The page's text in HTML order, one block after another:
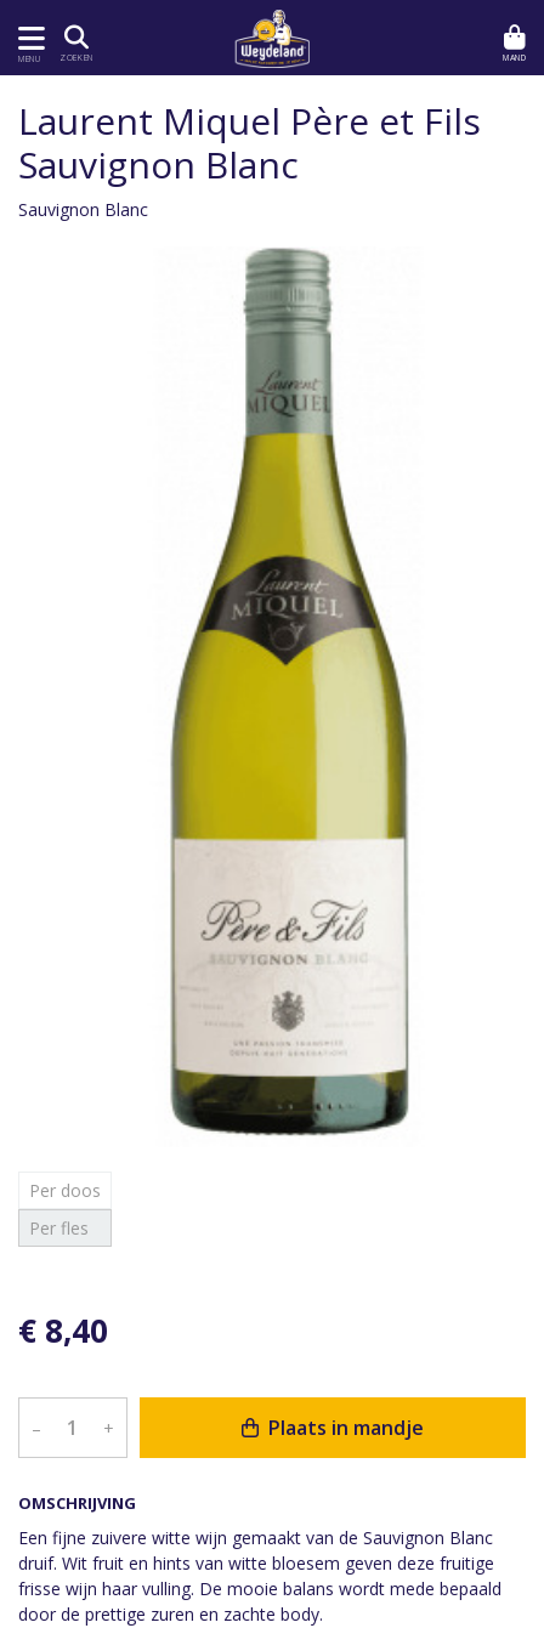
MENU ZOEKEN MAND
OMSCHRIJVING
Een fijne zuivere witte wijn gemaakt van de Sauvignon Blanc
druif. Wit fruit en hints van witte bloesem geven deze fruitige
frisse wijn haar vulling. De mooie balans wordt mede bepaald
door de prettige zuren en zachte body.
Laurent Miquel Père et Fils
Sauvignon Blanc
Sauvignon Blanc
Per doos
Per fles
€ 8,40
– + Plaats in mandje